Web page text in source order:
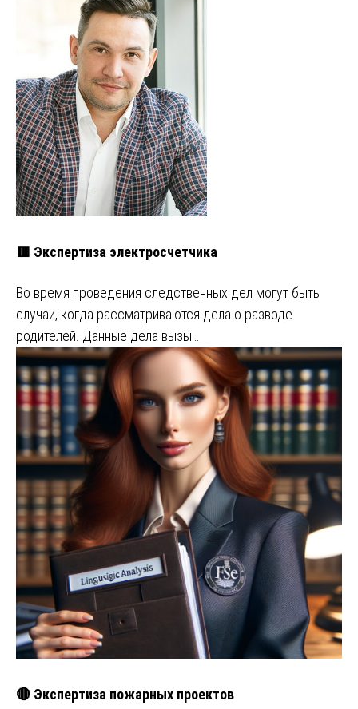
🟥 Экспертиза электросчетчика
Во время проведения следственных дел могут быть
случаи, когда рассматриваются дела о разводе
родителей. Данные дела вызы…
🔴 Экспертиза пожарных проектов